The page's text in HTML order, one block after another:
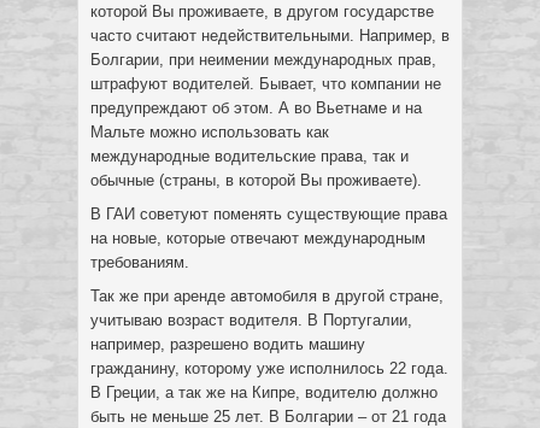
которой Вы проживаете, в другом государстве
часто считают недействительными. Например, в
Болгарии, при неимении международных прав,
штрафуют водителей. Бывает, что компании не
предупреждают об этом. А во Вьетнаме и на
Мальте можно использовать как
международные водительские права, так и
обычные (страны, в которой Вы проживаете).
В ГАИ советуют поменять существующие права
на новые, которые отвечают международным
требованиям.
Так же при аренде автомобиля в другой стране,
учитываю возраст водителя. В Португалии,
например, разрешено водить машину
гражданину, которому уже исполнилось 22 года.
В Греции, а так же на Кипре, водителю должно
быть не меньше 25 лет. В Болгарии – от 21 года